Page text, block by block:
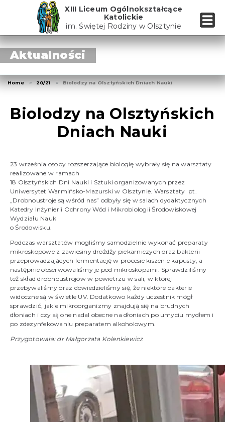
XIII Liceum Ogólnokształcące
Katolickie
im. Świętej Rodziny w Olsztynie
Aktualności
Home 20/21 Biolodzy na Olsztyńskich Dniach Nauki
Biolodzy na Olsztyńskich
Dniach Nauki
23 września osoby rozszerzające biologię wybrały się na warsztaty
realizowane w ramach
18 Olsztyńskich Dni Nauki i Sztuki organizowanych przez
Uniwersytet Warmińsko-Mazurski w Olsztynie. Warsztaty pt.
„Drobnoustroje są wśród nas” odbyły się w salach dydaktycznych
Katedry Inżynierii Ochrony Wód i Mikrobiologii Środowiskowej
Wydziału Nauk
o Środowisku.
Podczas warsztatów mogliśmy samodzielnie wykonać preparaty
mikroskopowe z zawiesiny drożdży piekarniczych oraz bakterii
przeprowadzających fermentację w procesie kiszenie kapusty, a
następnie obserwowaliśmy je pod mikroskopami. Sprawdziliśmy
też skład drobnoustrojów w powietrzu w sali, w której
przebywaliśmy oraz dowiedzieliśmy się, że niektóre bakterie
widoczne są w świetle UV. Dodatkowo każdy uczestnik mógł
sprawdzić, jakie mikroorganizmy znajdują się na brudnych
dłoniach i czy są one nadal obecne na dłoniach po umyciu mydłem i
po zdezynfekowaniu preparatem alkoholowym.
Przygotowała: dr Małgorzata Kolenkiewicz